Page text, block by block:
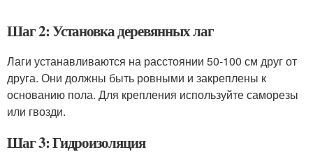
Шаг 2: Установка деревянных лаг
Лаги устанавливаются на расстоянии 50-100 см друг от
друга. Они должны быть ровными и закреплены к
основанию пола. Для крепления используйте саморезы
или гвозди.
Шаг 3: Гидроизоляция